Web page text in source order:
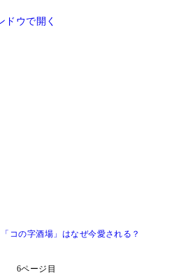
ドウで開く
コの字酒場」はなぜ今愛される？
6ページ目